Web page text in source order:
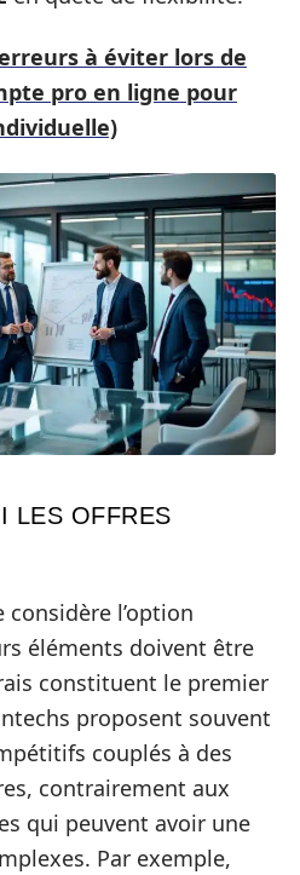
à éviter lors de
pro en ligne pour
LES OFFRES
considère l’option
éléments doivent être
constituent le premier
proposent souvent
couplés à des
contrairement aux
qui peuvent avoir une
Par exemple,